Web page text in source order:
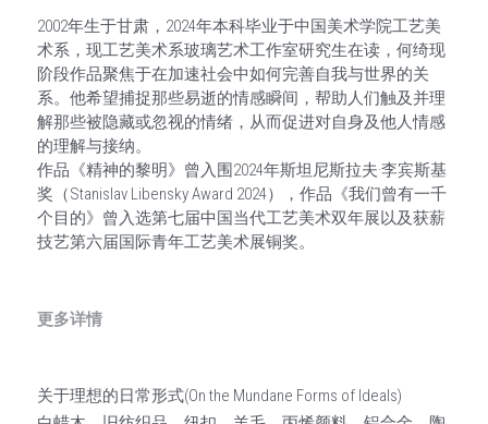
报名表 Registration form
2002年生于甘肃，2024年本科毕业于中国美术学院工艺美
术系，现工艺美术系玻璃艺术工作室研究生在读，何绮现
阶段作品聚焦于在加速社会中如何完善自我与世界的关
系。他希望捕捉那些易逝的情感瞬间，帮助人们触及并理
解那些被隐藏或忽视的情绪，从而促进对自身及他人情感
的理解与接纳。
作品《精神的黎明》曾入围2024年斯坦尼斯拉夫·李宾斯基
奖（Stanislav Libensky Award 2024），作品《我们曾有一千
个目的》曾入选第七届中国当代工艺美术双年展以及获薪
技艺第六届国际青年工艺美术展铜奖。
更多详情
关于理想的日常形式(On the Mundane Forms of Ideals)